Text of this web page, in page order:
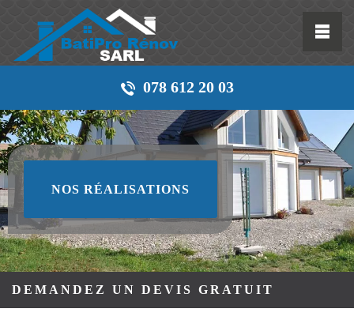
078 612 20 03
NOS RÉALISATIONS
DEMANDEZ UN DEVIS GRATUIT